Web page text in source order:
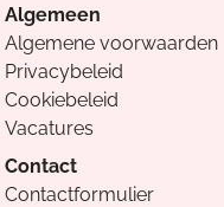
Algemeen
Algemene voorwaarden
Privacybeleid
Cookiebeleid
Vacatures
Contact
Contactformulier